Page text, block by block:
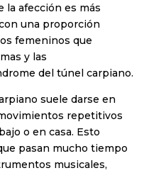
la afección es más
una proporción
femeninos que
y las
del túnel carpiano.
suele darse en
repetitivos
o en casa. Esto
pasan mucho tiempo
musicales,